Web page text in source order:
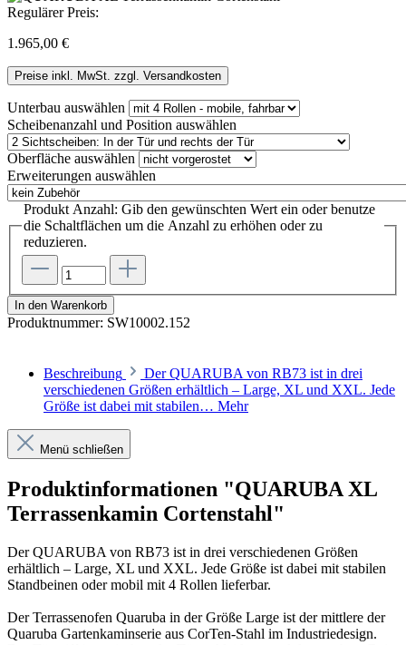
Regulärer Preis:
1.965,00 €
Preise inkl. MwSt. zzgl. Versandkosten
Unterbau auswählen
Scheibenanzahl und Position auswählen
Oberfläche auswählen
Erweiterungen auswählen
Produkt Anzahl: Gib den gewünschten Wert ein oder benutze
die Schaltflächen um die Anzahl zu erhöhen oder zu
reduzieren.
In den Warenkorb
Produktnummer: SW10002.152
Beschreibung
Der QUARUBA von RB73 ist in drei
verschiedenen Größen erhältlich – Large, XL und XXL. Jede
Größe ist dabei mit stabilen… Mehr
Menü schließen
Produktinformationen "QUARUBA XL
Terrassenkamin Cortenstahl"
Der QUARUBA von RB73 ist in drei verschiedenen Größen
erhältlich – Large, XL und XXL. Jede Größe ist dabei mit stabilen
Standbeinen oder mobil mit 4 Rollen lieferbar.
Der Terrassenofen Quaruba in der Größe Large ist der mittlere der
Quaruba Gartenkaminserie aus CorTen-Stahl im Industriedesign.